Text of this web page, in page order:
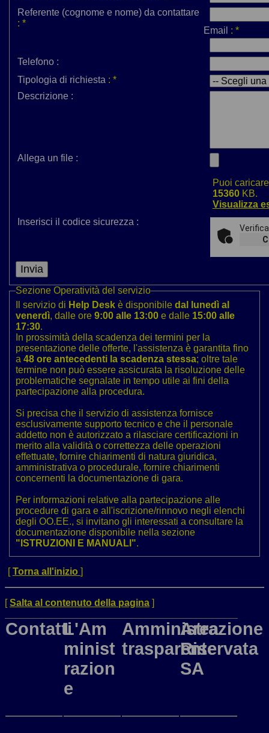
Referente (cognome e nome) da contattare
: *
Email :*
Telefono :
Tipologia di richiesta : *
Descrizione :
Allega un file :
Puoi
15360KB.
Visualizza
Inserisci il codice sicurezza :
Sezione Operatività del servizio
Il servizio di Help Deskè disponibile dal lunedì al
venerdì, dalle ore 9:00 alle 13:00e dalle 15:00 alle
17:30.
In prossimità della scadenza dei termini per la
presentazione delle offerte, l'assistenza è garantita fino
a 48 ore antecedenti la scadenza stessa; oltre tale
termine non può essere assicurata la risoluzione delle
problematiche segnalate in tempo utile ai fini della
partecipazione alla procedura.
Si precisa che il servizio di assistenza fornisce
esclusivamente supporto tecnico e che il personale
addetto non è autorizzato a rilasciare certificazioni in
merito alla validità o correttezza delle operazioni
effettuate, fornire chiarimenti di natura giuridica,
amministrativa o procedurale, fornire chiarimenti
concernenti la documentazione di gara.
Per informazioni relative alla partecipazione alle
procedure di gara e all'iscrizione/rinnovo negli elenchi
degli OO.EE., si invitano gli interessati a consultare la
documentazione disponibile nella sezione
"ISTRUZIONI E MANUALI".
[Torna all'inizio ]
[Salta al contenuto della pagina ]
ContattiL'Am
minist
razion
e
Amministrazione
trasparente
Area
Riservata
SA